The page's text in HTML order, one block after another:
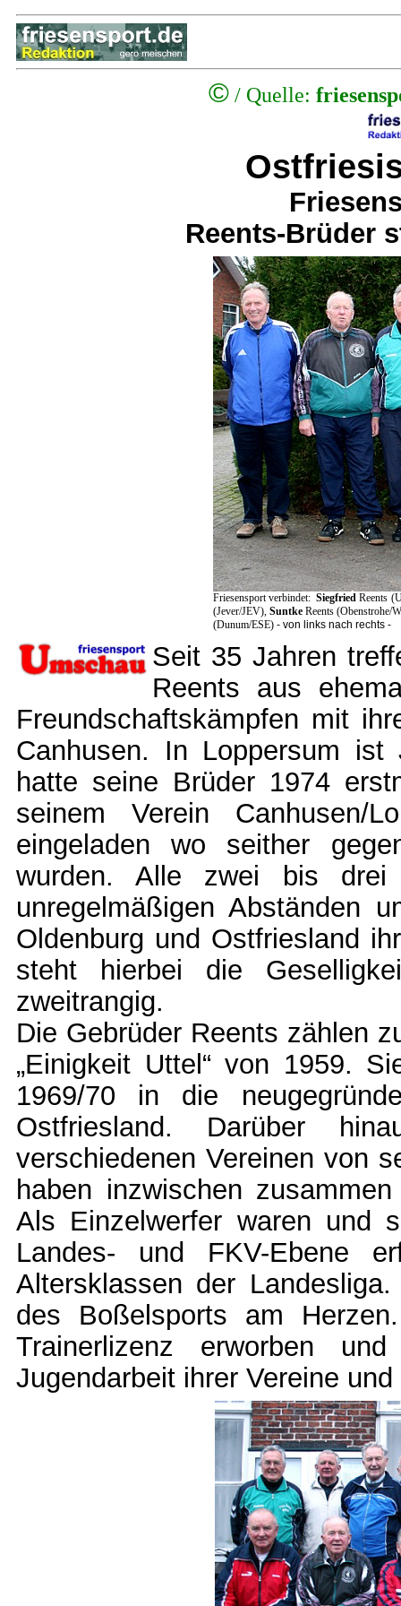
© / Quelle:
Reents-Brüder
Friesensport verbindet:Siegfried Reents
(Jever/JEV), Suntke Reents (Obenstrohe/
(Dunum/ESE) - von links nach rechts -
Seit 35 Jahren
Reents aus
Freundschaftskämpfen mit
Canhusen. In Loppersum
hatte seine Brüder 1974
seinem Verein Canhusen/
eingeladen wo seither
wurden. Alle zwei bis
unregelmäßigen Abständen
Oldenburg und Ostfriesland
steht hierbei die
zweitrangig.
Die Gebrüder Reents zählen
„Einigkeit Uttel“ von 1959.
1969/70 in die
Ostfriesland. Darüber
verschiedenen Vereinen von
haben inzwischen
Als Einzelwerfer waren und
Landes- und FKV-Ebene
Altersklassen der
des Boßelsports am
Trainerlizenz erworben
Jugendarbeit ihrer Vereine